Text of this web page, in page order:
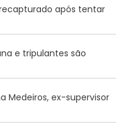
após tentar
e tripulantes são
Medeiros, ex-supervisor